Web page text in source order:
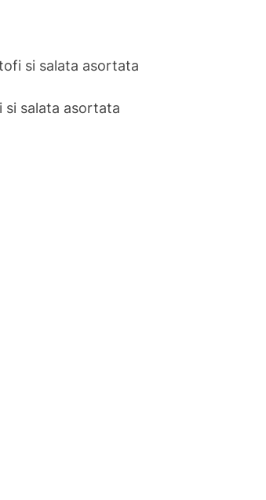
si salata asortata
si salata asortata